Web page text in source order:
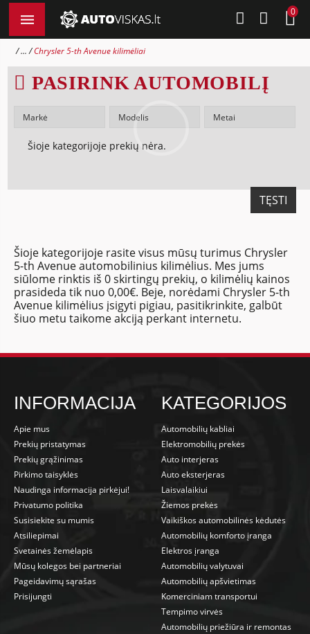
0
... Chrysler 5-th Avenue kilimėliai
PASIRINK AUTOMOBILĮ
Šioje kategorijoje prekių nėra.
TĘSTI
Šioje kategorijoje rasite visus mūsų turimus Chrysler
5-th Avenue automobilinius kilimėlius. Mes jums
siūlome rinktis iš 0 skirtingų prekių, o kilimėlių kainos
prasideda tik nuo 0,00€. Beje, norėdami Chrysler 5-th
Avenue kilimėlius įsigyti pigiau, pasitikrinkite, galbūt
šiuo metu taikome akciją perkant internetu.
INFORMACIJA
Apie mus
Prekių pristatymas
Prekių grąžinimas
Pirkimo taisyklės
Naudinga informacija pirkėjui!
Privatumo politika
Susisiekite su mumis
Atsiliepimai
Svetainės žemėlapis
Mūsų kolegos bei partneriai
Pageidavimų sąrašas
Prisijungti
KATEGORIJOS
Automobilių kabliai
Elektromobilių prekės
Auto interjeras
Auto eksterjeras
Laisvalaikiui
Žiemos prekės
Vaikiškos automobilinės kėdutės
Automobilių komforto įranga
Elektros įranga
Automobilių valytuvai
Automobilių apšvietimas
Komerciniam transportui
Tempimo virvės
Automobilių priežiūra ir remontas